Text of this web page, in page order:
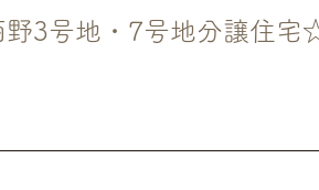
3号地・7号地分譲住宅